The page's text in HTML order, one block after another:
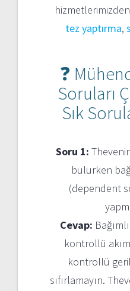
tez yaptırma,
❓
Soruları
Sık
Soru 1:
bulurken
(dependent
Cevap:
kontrollü
kontrollü
sıfırlamayın.